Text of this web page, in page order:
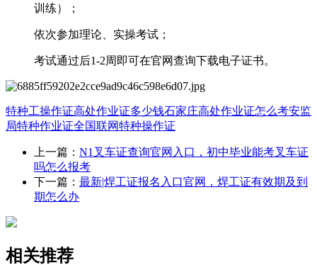
训练）；
依次参加理论、实操考试；
考试通过后1-2周即可在官网查询下载电子证书。
特种工操作证高处作业证多少钱石家庄高处作业证怎么考安监
局特种作业证全国联网特种操作证
上一篇： N1叉车证查询官网入口，初中毕业能考叉车证
吗怎么报考
下一篇： 最新|焊工证报名入口官网，焊工证有效期及到
期怎么办
相关推荐